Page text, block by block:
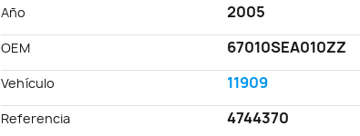
Año 2005
OEM 67010SEA010ZZ
Vehículo 11909
Referencia 4744370